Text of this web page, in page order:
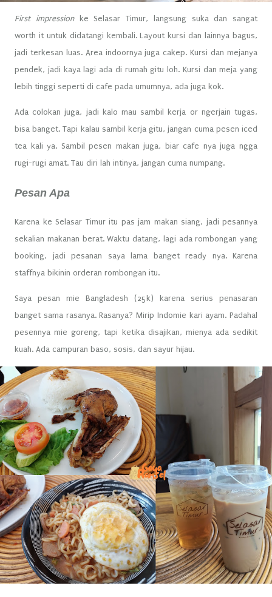
First impression
ke Selasar Timur, langsung suka dan sangat
worth it untuk didatangi kembali. Layout kursi dan lainnya bagus,
jadi terkesan luas. Area indoornya juga cakep. Kursi dan mejanya
pendek, jadi kaya lagi ada di rumah gitu loh. Kursi dan meja yang
lebih tinggi seperti di cafe pada umumnya, ada juga kok.
Ada colokan juga, jadi kalo mau sambil kerja or ngerjain tugas,
bisa banget. Tapi kalau sambil kerja gitu, jangan cuma pesen iced
tea kali ya. Sambil pesen makan juga, biar cafe nya juga ngga
rugi-rugi amat. Tau diri lah intinya, jangan cuma numpang.
Pesan Apa
Karena ke Selasar Timur itu pas jam makan siang, jadi pesannya
sekalian makanan berat. Waktu datang, lagi ada rombongan yang
booking, jadi pesanan saya lama banget ready nya. Karena
staffnya bikinin orderan rombongan itu.
Saya pesan mie Bangladesh (25k) karena serius penasaran
banget sama rasanya. Rasanya? Mirip Indomie kari ayam. Padahal
pesennya mie goreng, tapi ketika disajikan, mienya ada sedikit
kuah. Ada campuran baso, sosis, dan sayur hijau.